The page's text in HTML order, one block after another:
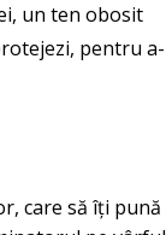
un ten obosit
pentru a-
care să îți pună